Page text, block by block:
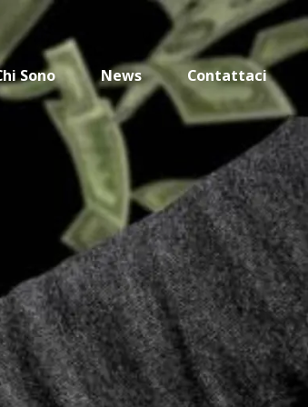
Sono News Contattaci